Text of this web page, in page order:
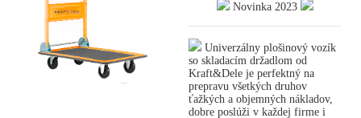
Novinka 2023
Univerzálny plošinový vozík
so skladacím držadlom od
Kraft&Dele je perfektný na
prepravu všetkých druhov
ťažkých a objemných nákladov,
dobre poslúži v každej firme i